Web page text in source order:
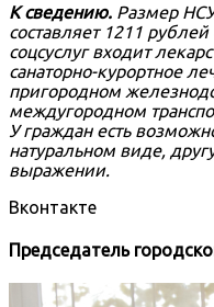
К сведению. Размер
составляет 1211
соцсуслуг входит
санаторно-курортное
пригородном
междугородном
У граждан есть
натуральном виде,
выражении.
Вконтакте
Председатель